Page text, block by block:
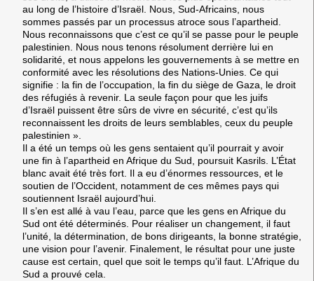
au long de l’histoire d’Israël. Nous, Sud-Africains, nous
sommes passés par un processus atroce sous l’apartheid.
Nous reconnaissons que c’est ce qu’il se passe pour le peuple
palestinien. Nous nous tenons résolument derrière lui en
solidarité, et nous appelons les gouvernements à se mettre en
conformité avec les résolutions des Nations-Unies. Ce qui
signifie : la fin de l’occupation, la fin du siège de Gaza, le droit
des réfugiés à revenir. La seule façon pour que les juifs
d’Israël puissent être sûrs de vivre en sécurité, c’est qu’ils
reconnaissent les droits de leurs semblables, ceux du peuple
palestinien ».
Il a été un temps où les gens sentaient qu’il pourrait y avoir
une fin à l’apartheid en Afrique du Sud, poursuit Kasrils. L’État
blanc avait été très fort. Il a eu d’énormes ressources, et le
soutien de l’Occident, notamment de ces mêmes pays qui
soutiennent Israël aujourd’hui.
Il s’en est allé à vau l’eau, parce que les gens en Afrique du
Sud ont été déterminés. Pour réaliser un changement, il faut
l’unité, la détermination, de bons dirigeants, la bonne stratégie,
une vision pour l’avenir. Finalement, le résultat pour une juste
cause est certain, quel que soit le temps qu’il faut. L’Afrique du
Sud a prouvé cela.